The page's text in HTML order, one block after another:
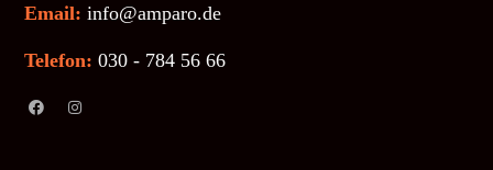
Email: info@amparo.de
Telefon: 030 - 784 56 66